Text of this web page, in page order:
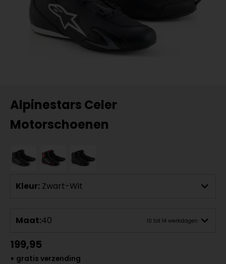
Alpinestars Celer
Motorschoenen
Kleur: Zwart-Wit
Maat:40 10 tot 14 werkdagen
199,95
+ gratis verzending